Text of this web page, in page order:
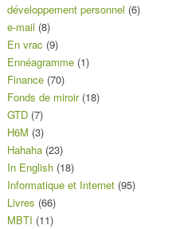
développement personnel (6)
e-mail (8)
En vrac (9)
Ennéagramme (1)
Finance (70)
Fonds de miroir(18)
GTD (7)
H6M (3)
Hahaha (23)
In English (18)
Informatique et Internet (95)
Livres (66)
MBTI (11)